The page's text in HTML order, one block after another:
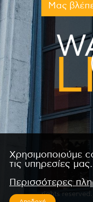
Μας
Copyright ©
rights reserved.
Χρησιμοποιούμε
τις υπηρεσίες μας.
Περισσότερες